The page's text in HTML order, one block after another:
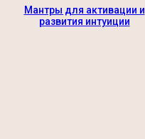
Мантры для активации и
развития интуиции